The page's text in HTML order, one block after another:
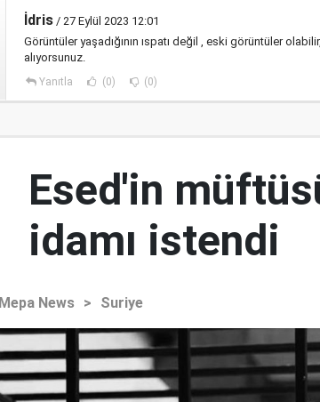
İdris / 27 Eylül 2023 12:01
Görüntüler yaşadığının ıspatı değil , eski görüntüler
alıyorsunuz.
Yanıtla (0) (0)
Esed'in
idamı istendi
Mepa News > Suriye